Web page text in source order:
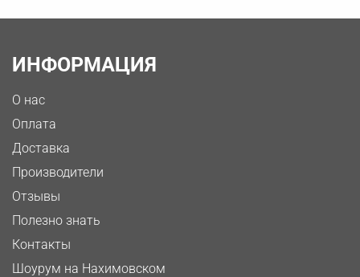
ИНФОРМАЦИЯ
О нас
Оплата
Доставка
Производители
Отзывы
Полезно знать
Контакты
Шоурум на Нахимовском